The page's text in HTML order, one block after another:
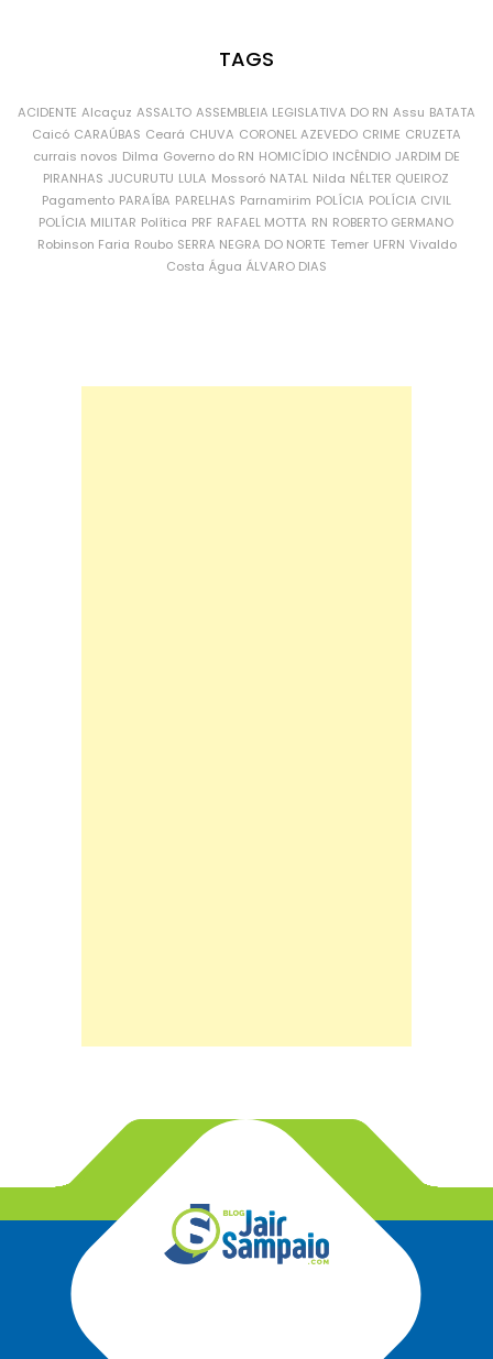
TAGS
ACIDENTE Alcaçuz ASSALTO ASSEMBLEIA LEGISLATIVA DO RN Assu BATATA
Caicó CARAÚBAS Ceará CHUVA CORONEL AZEVEDO CRIME CRUZETA
currais novos Dilma Governo do RN HOMICÍDIO INCÊNDIO JARDIM DE
PIRANHAS JUCURUTU LULA Mossoró NATAL Nilda NÉLTER QUEIROZ
Pagamento PARAÍBA PARELHAS Parnamirim POLÍCIA POLÍCIA CIVIL
POLÍCIA MILITAR Política PRF RAFAEL MOTTA RN ROBERTO GERMANO
Robinson Faria Roubo SERRA NEGRA DO NORTE Temer UFRN Vivaldo
Costa Água ÁLVARO DIAS